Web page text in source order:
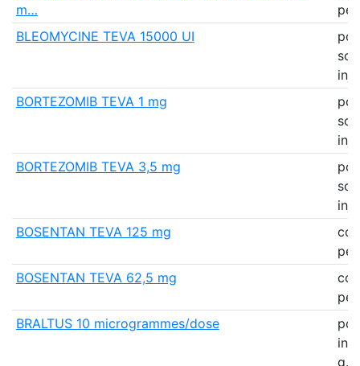
m…
BLEOMYCINE TEVA 15000 UI
BORTEZOMIB TEVA 1 mg
BORTEZOMIB TEVA 3,5 mg
BOSENTAN TEVA 125 mg
BOSENTAN TEVA 62,5 mg
BRALTUS 10 microgrammes/dose
g…